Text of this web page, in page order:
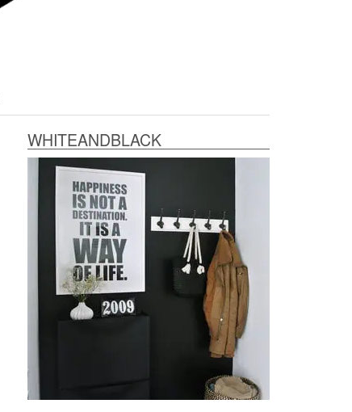
WHITEANDBLACK